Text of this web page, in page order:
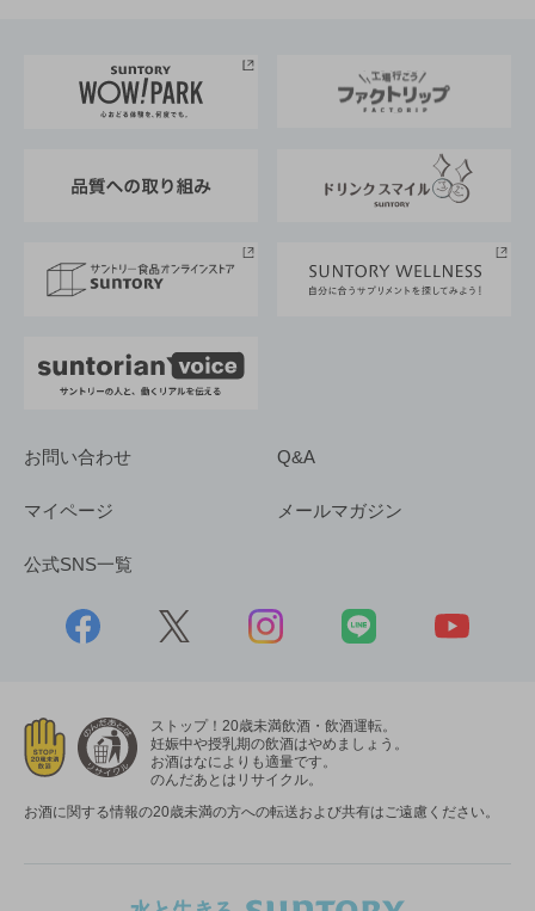
地域情報
サントリーサンバーズ大阪
サントリーが考えるサステナビリティ経営
企業概要
採用情報
お問い合わせ Q&A
マイページ メールマガジン
公式SNS一覧
ストップ！20歳未満飲酒・飲酒運転。
妊娠中や授乳期の飲酒はやめましょう。
お酒はなによりも適量です。
のんだあとはリサイクル。
お酒に関する情報の20歳未満の方への転送および共有はご遠慮ください。